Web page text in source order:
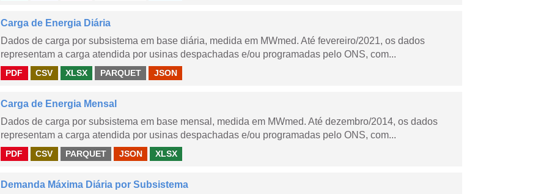
Carga de Energia Diária
Dados de carga por subsistema em base diária, medida em MWmed. Até fevereiro/2021, os dados
representam a carga atendida por usinas despachadas e/ou programadas pelo ONS, com...
PDF CSV XLSX PARQUET JSON
Carga de Energia Mensal
Dados de carga por subsistema em base mensal, medida em MWmed. Até dezembro/2014, os dados
representam a carga atendida por usinas despachadas e/ou programadas pelo ONS, com...
PDF CSV PARQUET JSON XLSX
Demanda Máxima Diária por Subsistema